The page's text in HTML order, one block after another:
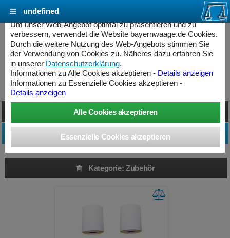
Produkte » Zubehör
Kategorie: Zubehör
Darstellung umschalten
Produktfilter anpassen
Kategorie: Zubehör
Cookie Einstellungen - bayernwaage.de
Um unser Web-Angebot optimal zu präsentieren und zu
verbessern, verwendet die Website bayernwaage.de Cookies.
Durch die weitere Nutzung des Web-Angebots stimmen Sie
der Verwendung von Cookies zu. Näheres dazu erfahren Sie
in unserer Datenschutzerklärung.
Informationen zu Alle Cookies akzeptieren - Details anzeigen
Informationen zu Essenzielle Cookies akzeptieren -
Details anzeigen
undefined